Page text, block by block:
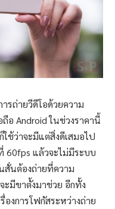
รถ่ายวีดีโอด้วยความ
อ Android ในช่วงราคานี้
ช้ว่าจะมีแต่สิ่งดีเสมอไป
60fps แล้วจะไม่มีระบบ
สั่นต้องถ่ายที่ความ
ะมีขาตั้งมาช่วย อีกทั้ง
องการโฟกัสระหว่างถ่าย